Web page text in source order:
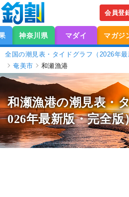
会員登
神奈川県 マダイ マガジ
全国の潮見表・タイドグラフ（2026年最
奄美市
和瀬漁港
和瀬漁港の潮見表・
026年最新版・完全版